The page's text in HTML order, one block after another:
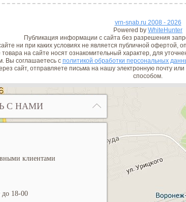
vrn-snab.ru 2008 - 2026
Powered by WhiteHunter
Публикация информации с сайта без разрешения
ни при каких условиях не является публичной
на сайте носят ознакомительный характер, для
Вы соглашаетесь с политикой обработки персональных
сайт, отправляете письма на нашу электронную почту
способом.
С НАМИ
клиентами
18-00